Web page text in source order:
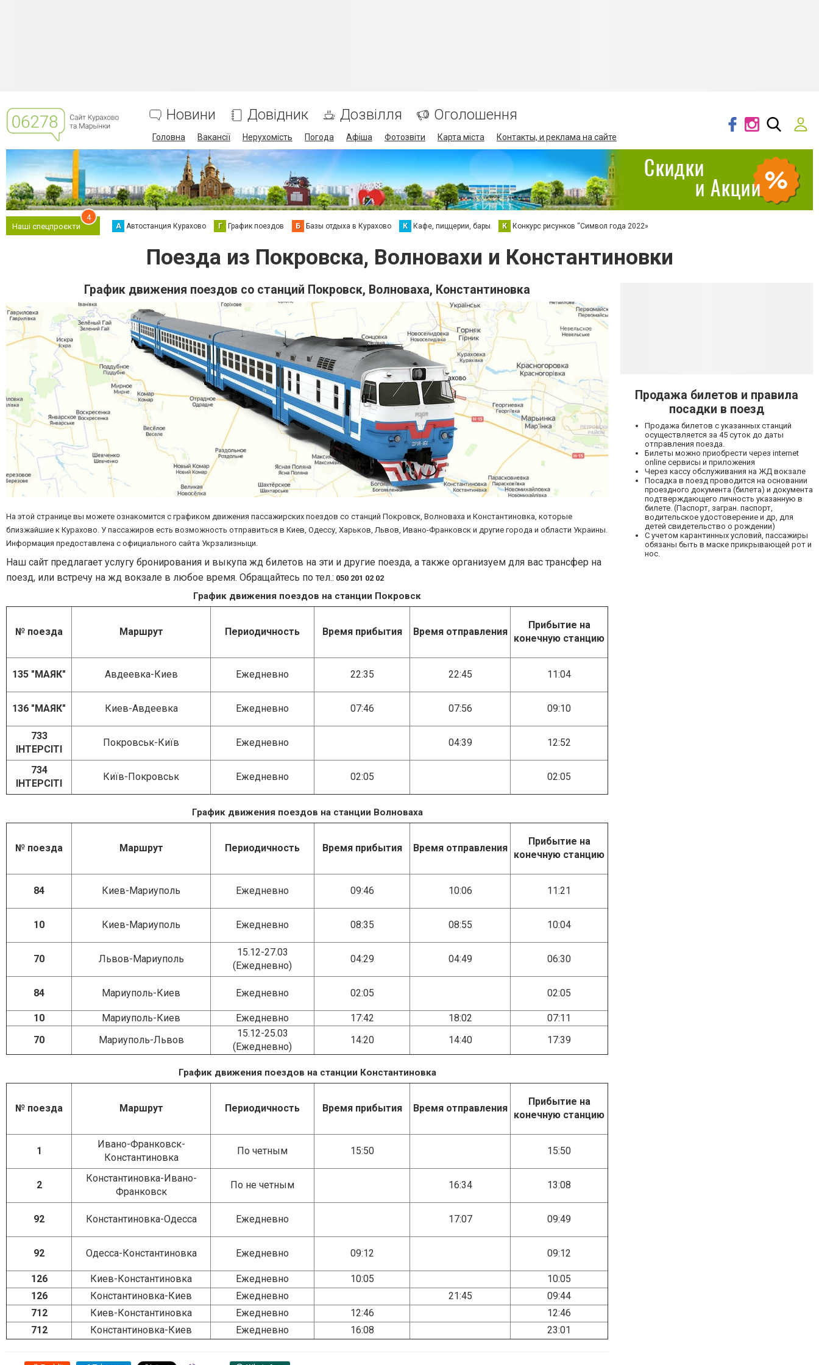
Новини Довідник Дозвілля Оголошення
Головна Вакансії Нерухомість Погода Афіша Фотозвіти Карта міста Контакты, и реклама на сайте
Наші спецпроєкти
4
А Автостанция Курахово Г График поездов Б Базы отдыха в Курахово К Кафе, пиццерии, бары К Конкурс рисунков “Символ года 2022»
Поезда из Покровска, Волновахи и Константиновки
График движения поездов со станций Покровск, Волноваха, Константиновка
На этой странице вы можете ознакомится с графиком движения пассажирских поездов со станций Покровск, Волноваха и Константиновка, которые
близжайшие к Курахово. У пассажиров есть возможность отправиться в Киев, Одессу, Харьков, Львов, Ивано-Франковск и другие города и области Украины.
Информация предоставлена с официального сайта Укрзализныци.
Наш сайт предлагает услугу бронирования и выкупа жд билетов на эти и другие поезда, а также организуем для вас трансфер на
поезд, или встречу на жд вокзале в любое время. Обращайтесь по тел.: 050 201 02 02
График движения поездов на станции Покровск
№ поезда Маршрут Периодичность Время прибытия Время отправления
Прибытие на
конечную станцию
135 "МАЯК" Авдеевка-Киев Ежедневно 22:35 22:45 11:04
136 "МАЯК" Киев-Авдеевка Ежедневно 07:46 07:56 09:10
733
ІНТЕРСІТІ
Покровськ-Київ Ежедневно 04:39 12:52
734
ІНТЕРСІТІ
Київ-Покровськ Ежедневно 02:05 02:05
График движения поездов на станции Волноваха
№ поезда Маршрут Периодичность Время прибытия Время отправления
Прибытие на
конечную станцию
84 Киев-Мариуполь Ежедневно 09:46 10:06 11:21
10 Киев-Мариуполь Ежедневно 08:35 08:55 10:04
70 Львов-Мариуполь
15.12-27.03
(Ежедневно)
04:29 04:49 06:30
84 Мариуполь-Киев Ежедневно 02:05 02:05
10 Мариуполь-Киев Ежедневно 17:42 18:02
07:11
70
Мариуполь-Львов
15.12-25.03
(Ежедневно)
14:20 14:40 17:39
График движения поездов на станции Константиновка
№ поезда Маршрут Периодичность Время прибытия Время отправления
Прибытие на
конечную станцию
1
Ивано-Франковск-
Константиновка
По четным 15:50 15:50
2
Константиновка-Ивано-
Франковск
По не четным 16:34 13:08
92 Константиновка-Одесса Ежедневно 17:07 09:49
92 Одесса-Константиновка Ежедневно 09:12 09:12
126 Киев-Константиновка Ежедневно 10:05
10:05
126
Константиновка-Киев Ежедневно 21:45
09:44
712
Киев-Константиновка Ежедневно 12:46
12:46
712
Константиновка-Киев Ежедневно 16:08 23:01
Продажа билетов и правила
посадки в поезд
Продажа билетов с указанных станций
осуществляется за 45 суток до даты
отправления поезда.
Билеты можно приобрести через internet
online сервисы и приложения
Через кассу обслуживания на ЖД вокзале
Посадка в поезд проводится на основании
проездного документа (билета) и документа
подтверждающего личность указанную в
билете. (Паспорт, загран. паспорт,
водительское удостоверение и др, для
детей свидетельство о рождении)
С учетом карантинных условий, пассажиры
обязаны быть в маске прикрывающей рот и
нос.